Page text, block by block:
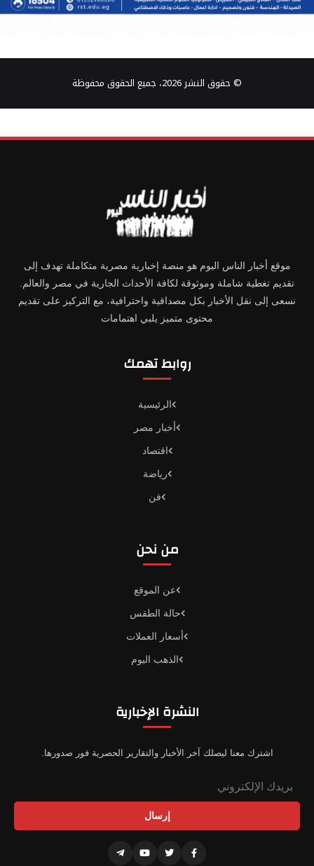
© حقوق النشر 2026، جميع الحقوق محفوظة
موقع أخبار الناس اليوم هو منصة إخبارية مصرية متكاملة تهدف إلى
تقديم تغطية شاملة وموثوقة لكافة الأحداث الجارية في مصر والعالم.
نسعى إلى نقل الأخبار بكل مصداقية واحترافية، مع التركيز على تقديم
محتوى متميز يلبي اهتمامات
روابط تهمك
الرئيسية
أخبار مصر
اقتصاد
رياضة
فن
من نحن
عن الموقع
حالة الطقس
أسعار العملات
الذهب اليوم
النشرة الإخبارية
اشترك معنا ليصلك آخر الأخبار والتقارير الحصرية فور صدورها.
إرسال